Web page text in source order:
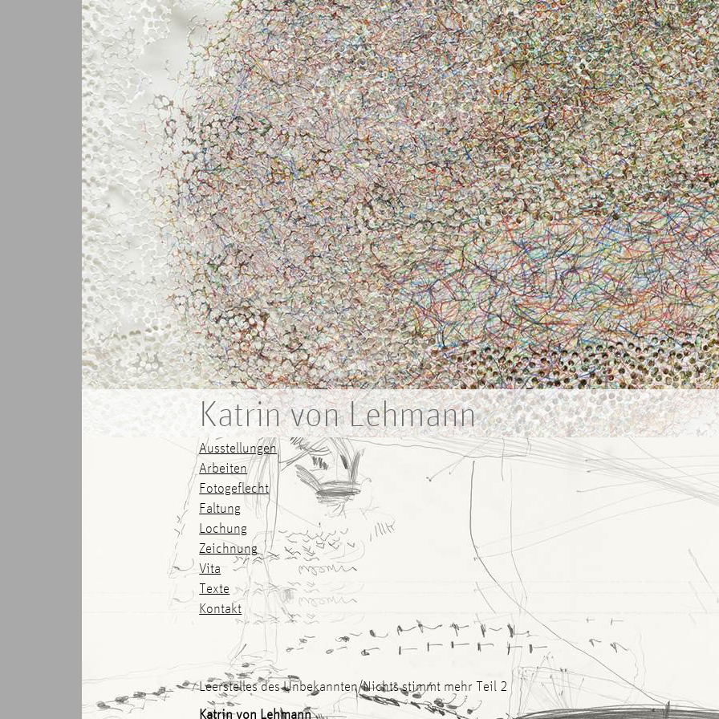
Katrin von Lehmann
Ausstellungen
Arbeiten
Fotogeflecht
Faltung
Lochung
Zeichnung
Vita
Texte
Kontakt
Leerstelles des Unbekannten/Nichts stimmt mehr Teil 2
Katrin von Lehmann